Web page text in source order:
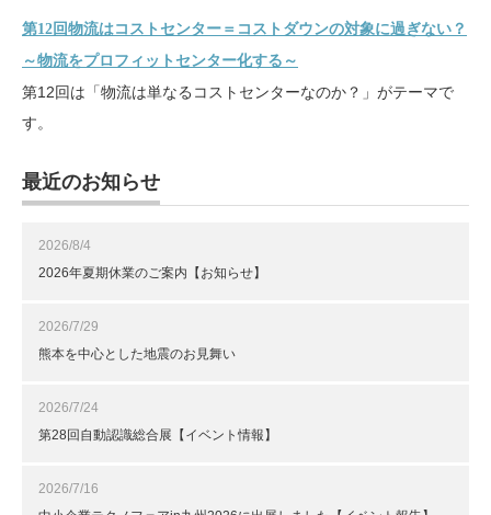
第12回物流はコストセンター＝コストダウンの対象に過ぎない？
～物流をプロフィットセンター化する～
第12回は「物流は単なるコストセンターなのか？」がテーマで
す。
最近のお知らせ
2026/8/4
2026年夏期休業のご案内【お知らせ】
2026/7/29
熊本を中心とした地震のお見舞い
2026/7/24
第28回自動認識総合展【イベント情報】
2026/7/16